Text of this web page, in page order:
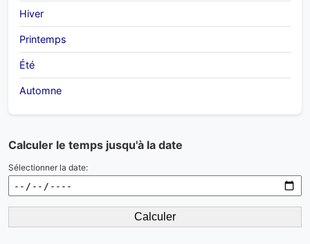
Hiver
Printemps
Été
Automne
Calculer le temps jusqu'à la date
Sélectionner la date:
Calculer